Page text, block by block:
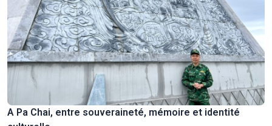
A Pa Chai, entre souveraineté, mémoire et identité